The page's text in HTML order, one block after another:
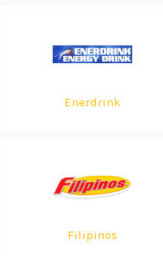
Enerdrink
Filipinos